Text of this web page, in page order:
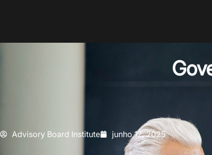
Advisory Board Institute junho 12, 2025